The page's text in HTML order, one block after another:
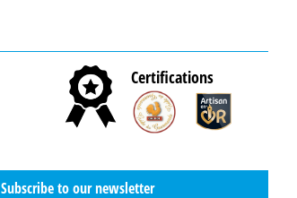
Certifications
Subscribe to our newsletter